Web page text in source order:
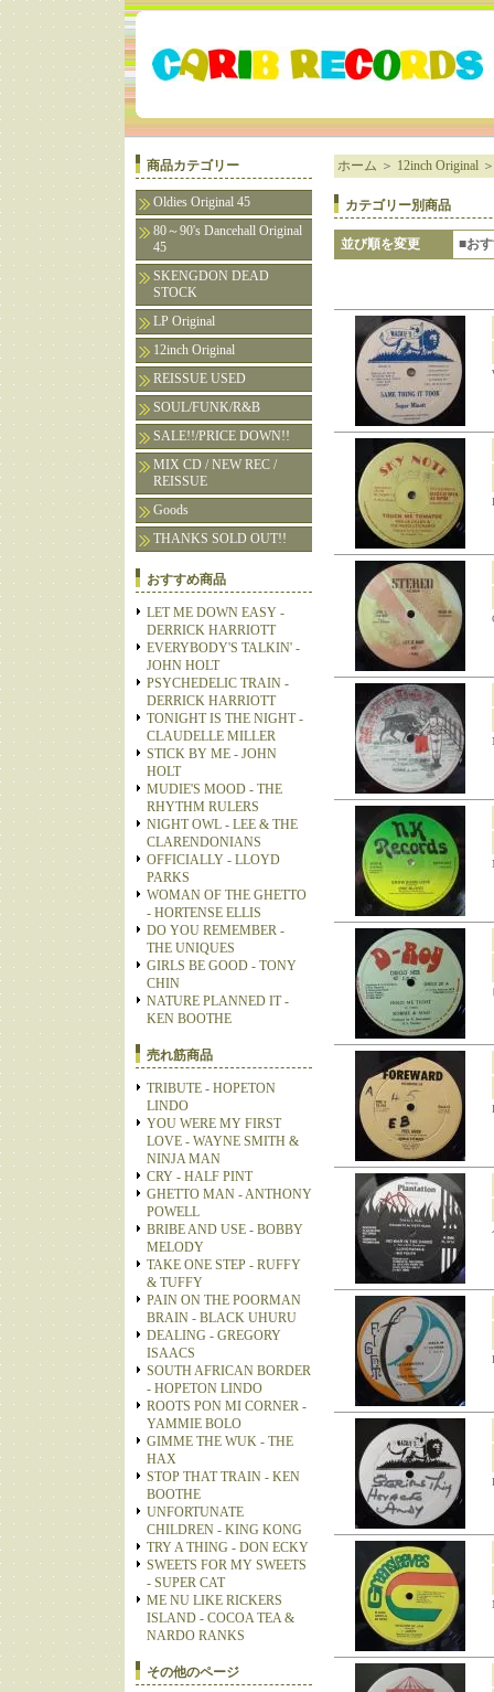
商品カテゴリー
Oldies Original 45
80～90's Dancehall Original
45
SKENGDON DEAD
STOCK
LP Original
12inch Original
REISSUE USED
SOUL/FUNK/R&B
SALE!!/PRICE DOWN!!
MIX CD / NEW REC /
REISSUE
Goods
THANKS SOLD OUT!!
おすすめ商品
LET ME DOWN EASY -
DERRICK HARRIOTT
EVERYBODY'S TALKIN' -
JOHN HOLT
PSYCHEDELIC TRAIN -
DERRICK HARRIOTT
TONIGHT IS THE NIGHT -
CLAUDELLE MILLER
STICK BY ME - JOHN
HOLT
MUDIE'S MOOD - THE
RHYTHM RULERS
NIGHT OWL - LEE & THE
CLARENDONIANS
OFFICIALLY - LLOYD
PARKS
WOMAN OF THE GHETTO
- HORTENSE ELLIS
DO YOU REMEMBER -
THE UNIQUES
GIRLS BE GOOD - TONY
CHIN
NATURE PLANNED IT -
KEN BOOTHE
売れ筋商品
TRIBUTE - HOPETON
LINDO
YOU WERE MY FIRST
LOVE - WAYNE SMITH &
NINJA MAN
CRY - HALF PINT
GHETTO MAN - ANTHONY
POWELL
BRIBE AND USE - BOBBY
MELODY
TAKE ONE STEP - RUFFY
& TUFFY
PAIN ON THE POORMAN
BRAIN - BLACK UHURU
DEALING - GREGORY
ISAACS
SOUTH AFRICAN BORDER
- HOPETON LINDO
ROOTS PON MI CORNER -
YAMMIE BOLO
GIMME THE WUK - THE
HAX
STOP THAT TRAIN - KEN
BOOTHE
UNFORTUNATE
CHILDREN - KING KONG
TRY A THING - DON ECKY
SWEETS FOR MY SWEETS
- SUPER CAT
ME NU LIKE RICKERS
ISLAND - COCOA TEA &
NARDO RANKS
その他のページ
ホーム ＞ 12inch Original
カテゴリー別商品
並び順を変更 ■お